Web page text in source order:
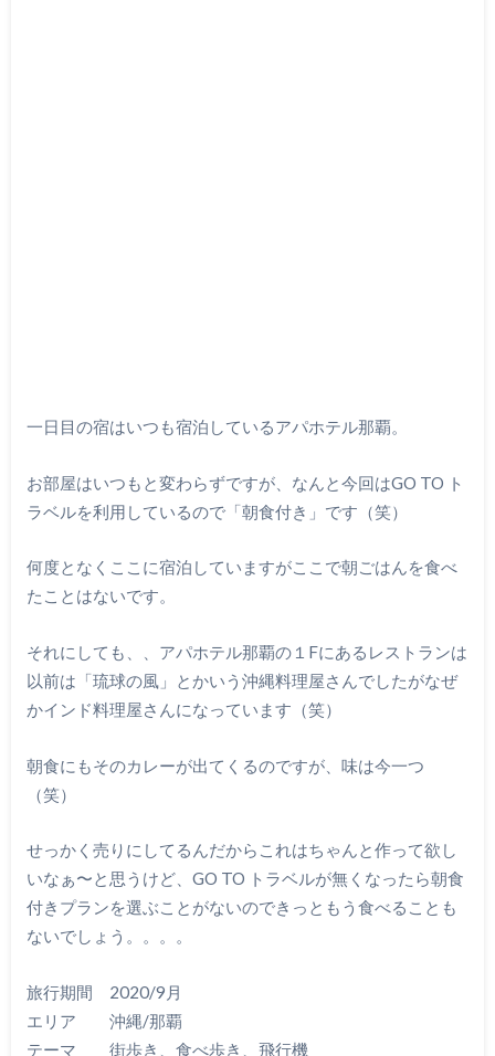
一日目の宿はいつも宿泊しているアパホテル那覇。
お部屋はいつもと変わらずですが、なんと今回はGO TO ト
ラベルを利用しているので「朝食付き」です（笑）
何度となくここに宿泊していますがここで朝ごはんを食べ
たことはないです。
それにしても、、アパホテル那覇の１Fにあるレストランは
以前は「琉球の風」とかいう沖縄料理屋さんでしたがなぜ
かインド料理屋さんになっています（笑）
朝食にもそのカレーが出てくるのですが、味は今一つ
（笑）
せっかく売りにしてるんだからこれはちゃんと作って欲し
いなぁ〜と思うけど、GO TO トラベルが無くなったら朝食
付きプランを選ぶことがないのできっともう食べることも
ないでしょう。。。。
旅行期間 2020/9月
エリア 沖縄/那覇
テーマ 街歩き、食べ歩き、飛行機